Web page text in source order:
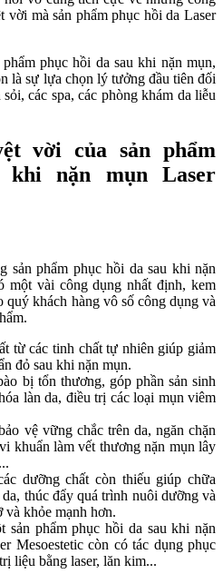
vời mà sản phẩm phục hồi da Laser
phục hồi da sau khi nặn mụn,
là sự lựa chọn lý tưởng đầu tiên đối
các spa, các phòng khám da liễu
vời của sản phẩm
khi nặn mụn Laser
sản phẩm phục hồi da sau khi nặn
một vài công dụng nhất định, kem
quý khách hàng vô số công dụng và
từ các tinh chất tự nhiên giúp giảm
đỏ sau khi nặn mụn.
bị tổn thương, góp phần sản sinh
làn da, điều trị các loại mụn viêm
vệ vững chắc trên da, ngăn chặn
khuẩn làm vết thương nặn mụn lây
dưỡng chất còn thiếu giúp chữa
thúc đẩy quá trình nuôi dưỡng và
và khỏe mạnh hơn.
sản phẩm phục hồi da sau khi nặn
Mesoestetic còn có tác dụng phục
liệu bằng laser, lăn kim...